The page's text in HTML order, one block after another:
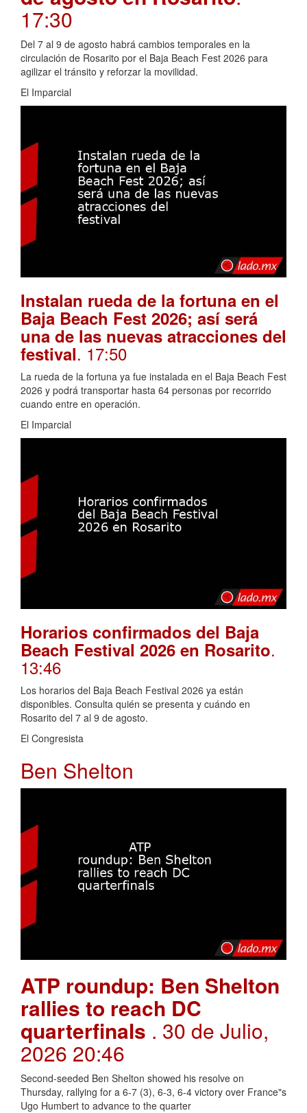
17:30
Del 7 al 9 de agosto habrá cambios temporales en la
circulación de Rosarito por el Baja Beach Fest 2026 para
agilizar el tránsito y reforzar la movilidad.
El Imparcial
Instalan rueda de la fortuna en el
Baja Beach Fest 2026; así será
una de las nuevas atracciones del
festival. 17:50
La rueda de la fortuna ya fue instalada en el Baja Beach Fest
2026 y podrá transportar hasta 64 personas por recorrido
cuando entre en operación.
El Imparcial
Horarios confirmados del Baja
Beach Festival 2026 en Rosarito.
13:46
Los horarios del Baja Beach Festival 2026 ya están
disponibles. Consulta quién se presenta y cuándo en
Rosarito del 7 al 9 de agosto.
El Congresista
Ben Shelton
ATP roundup: Ben Shelton
rallies to reach DC
quarterfinals . 30 de Julio,
2026 20:46
Second-seeded Ben Shelton showed his resolve on
Thursday, rallying for a 6-7 (3), 6-3, 6-4 victory over France"s
Ugo Humbert to advance to the quarter